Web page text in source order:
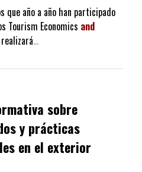
año a año han participado
Tourism Economics and
…
sobre
y prácticas
en el exterior